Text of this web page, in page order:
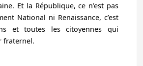
Et la République, ce n’est pas
National ni Renaissance, c’est
et toutes les citoyennes qui
fraternel.